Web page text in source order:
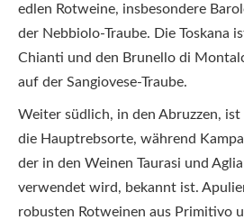
edlen Rotweine, insbesondere
der Nebbiolo-Traube. Die Toskana
Chianti und den Brunello di
auf der Sangiovese-Traube.
Weiter südlich, in den Abruzzen,
die Hauptrebsorte, während
der in den Weinen Taurasi und
verwendet wird, bekannt ist.
robusten Rotweinen aus Primitivo